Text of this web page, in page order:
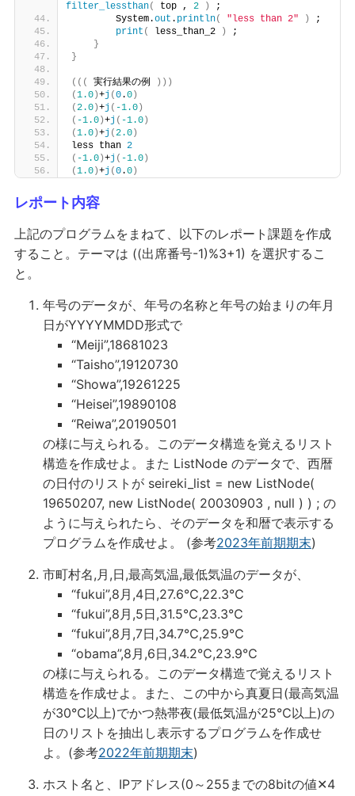
filter_lessthan( top , 2 )
;
        System.
out . println( "less than 2" )
;
print ( less_than_2 )
;
}
}
((( 実行結果の例
)))
(1.0)+j (0.0)
(2.0)+j ( -1.0)
( -1.0)+j ( -1.0)
(1.0)+j (2.0)
less than 2
( -1.0)+j ( -1.0)
(1.0)+j (0.0)
レポート内容
上記のプログラムをまねて、以下のレポート課題を作成
すること。テーマは ((出席番号-1)%3+1) を選択するこ
と。
年号のデータが、年号の名称と年号の始まりの年月
日がYYYYMMDD形式で
“Meiji”,18681023
“Taisho”,19120730
“Showa”,19261225
“Heisei”,19890108
“Reiwa”,20190501
の様に与えられる。このデータ構造を覚えるリスト
構造を作成せよ。また ListNode のデータで、西暦
の日付のリストが seireki_list = new ListNode(
19650207, new ListNode( 20030903 , null ) ) ; の
ように与えられたら、そのデータを和暦で表示する
プログラムを作成せよ。 (参考2023年前期期末)
市町村名,月,日,最高気温,最低気温のデータが、
“fukui”,8月,4日,27.6℃,22.3℃
“fukui”,8月,5日,31.5℃,23.3℃
“fukui”,8月,7日,34.7℃,25.9℃
“obama”,8月,6日,34.2℃,23.9℃
の様に与えられる。このデータ構造で覚えるリスト
構造を作成せよ。また、この中から真夏日(最高気温
が30℃以上)でかつ熱帯夜(最低気温が25℃以上)の
日のリストを抽出し表示するプログラムを作成せ
よ。(参考2022年前期期末)
ホスト名と、IPアドレス(0～255までの8bitの値✕4